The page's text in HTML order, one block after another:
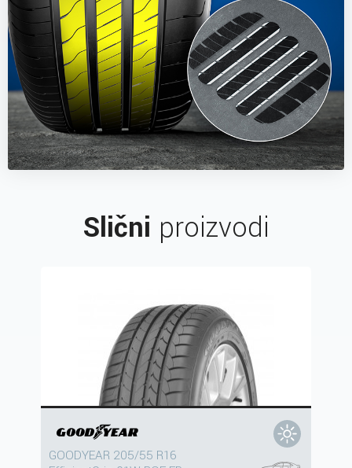
Slični proizvodi
GOODYEAR 205/55 R16